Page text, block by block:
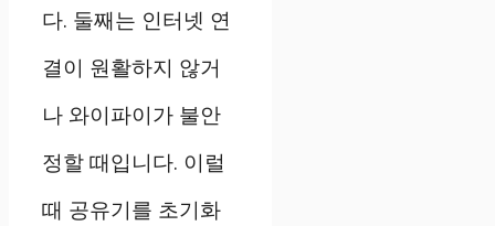
다. 둘째는 인터넷 연
결이 원활하지 않거
나 와이파이가 불안
정할 때입니다. 이럴
때 공유기를 초기화